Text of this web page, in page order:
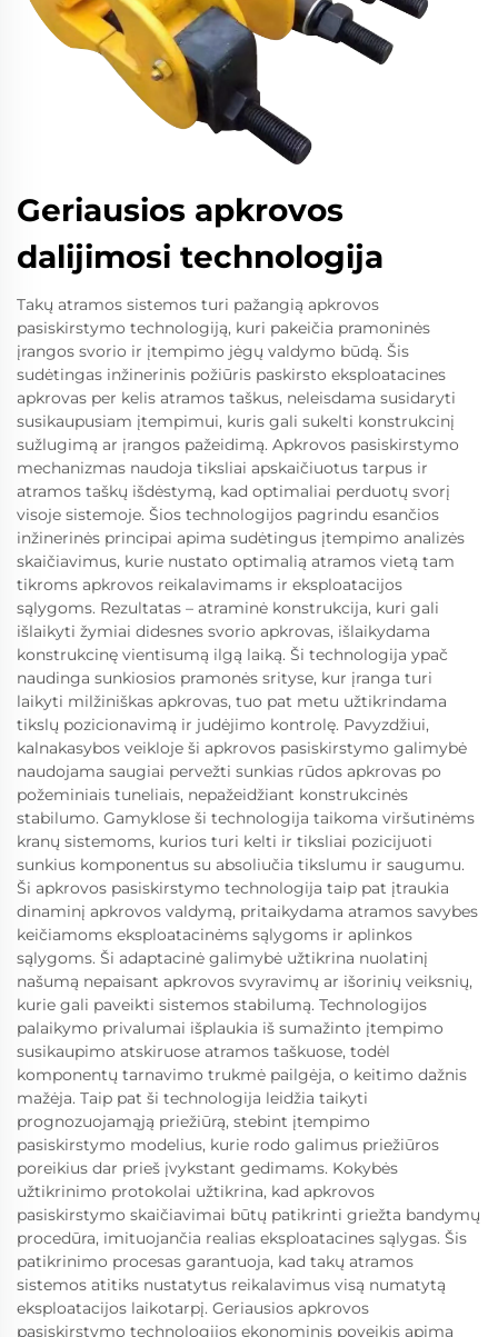
Geriausios apkrovos
dalijimosi technologija
Takų atramos sistemos turi pažangią apkrovos
pasiskirstymo technologiją, kuri pakeičia pramoninės
įrangos svorio ir įtempimo jėgų valdymo būdą. Šis
sudėtingas inžinerinis požiūris paskirsto eksploatacines
apkrovas per kelis atramos taškus, neleisdama susidaryti
susikaupusiam įtempimui, kuris gali sukelti konstrukcinį
sužlugimą ar įrangos pažeidimą. Apkrovos pasiskirstymo
mechanizmas naudoja tiksliai apskaičiuotus tarpus ir
atramos taškų išdėstymą, kad optimaliai perduotų svorį
visoje sistemoje. Šios technologijos pagrindu esančios
inžinerinės principai apima sudėtingus įtempimo analizės
skaičiavimus, kurie nustato optimalią atramos vietą tam
tikroms apkrovos reikalavimams ir eksploatacijos
sąlygoms. Rezultatas – atraminė konstrukcija, kuri gali
išlaikyti žymiai didesnes svorio apkrovas, išlaikydama
konstrukcinę vientisumą ilgą laiką. Ši technologija ypač
naudinga sunkiosios pramonės srityse, kur įranga turi
laikyti milžiniškas apkrovas, tuo pat metu užtikrindama
tikslų pozicionavimą ir judėjimo kontrolę. Pavyzdžiui,
kalnakasybos veikloje ši apkrovos pasiskirstymo galimybė
naudojama saugiai pervežti sunkias rūdos apkrovas po
požeminiais tuneliais, nepažeidžiant konstrukcinės
stabilumo. Gamyklose ši technologija taikoma viršutinėms
kranų sistemoms, kurios turi kelti ir tiksliai pozicijuoti
sunkius komponentus su absoliučia tikslumu ir saugumu.
Ši apkrovos pasiskirstymo technologija taip pat įtraukia
dinaminį apkrovos valdymą, pritaikydama atramos savybes
keičiamoms eksploatacinėms sąlygoms ir aplinkos
sąlygoms. Ši adaptacinė galimybė užtikrina nuolatinį
našumą nepaisant apkrovos svyravimų ar išorinių veiksnių,
kurie gali paveikti sistemos stabilumą. Technologijos
palaikymo privalumai išplaukia iš sumažinto įtempimo
susikaupimo atskiruose atramos taškuose, todėl
komponentų tarnavimo trukmė pailgėja, o keitimo dažnis
mažėja. Taip pat ši technologija leidžia taikyti
prognozuojamąją priežiūrą, stebint įtempimo
pasiskirstymo modelius, kurie rodo galimus priežiūros
poreikius dar prieš įvykstant gedimams. Kokybės
užtikrinimo protokolai užtikrina, kad apkrovos
pasiskirstymo skaičiavimai būtų patikrinti griežta bandymų
procedūra, imituojančia realias eksploatacines sąlygas. Šis
patikrinimo procesas garantuoja, kad takų atramos
sistemos atitiks nustatytus reikalavimus visą numatytą
eksploatacijos laikotarpį. Geriausios apkrovos
pasiskirstymo technologijos ekonominis poveikis apima